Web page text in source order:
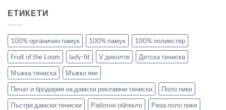
ЕТИКЕТИ
100% органичен памук 100% памук
100% полиестер
Fruit of the Loom
lady-fit V деколте
Детска тениска
Мъжка тениска
Мъжко яке
Печат и бродерия на дамски рекламни тениски
Поло пике
Пъстри дамски тениски
Работно облекло
Риза поло пике